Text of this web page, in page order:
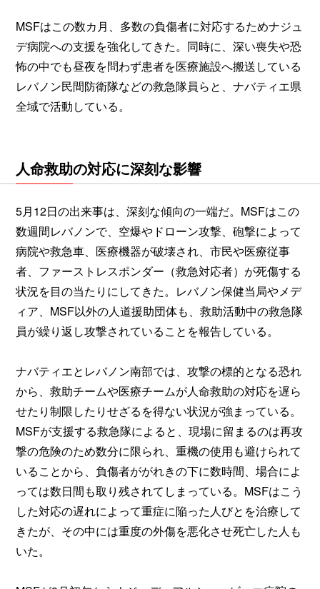
MSFはこの数カ月、多数の負傷者に対応するためナジュ
デ病院への支援を強化してきた。同時に、深い喪失や恐
怖の中でも昼夜を問わず患者を医療施設へ搬送している
レバノン民間防衛隊などの救急隊員らと、ナバティエ県
全域で活動している。
人命救助の対応に深刻な影響
5月12日の出来事は、深刻な傾向の一端だ。MSFはこの
数週間レバノンで、空爆やドローン攻撃、砲撃によって
病院や救急車、医療機器が破壊され、市民や医療従事
者、ファーストレスポンダー（救急対応者）が死傷する
状況を目の当たりにしてきた。レバノン保健当局やメデ
ィア、MSF以外の人道援助団体も、救助活動中の救急隊
員が繰り返し攻撃されていることを報告している。
ナバティエとレバノン南部では、攻撃の標的となる恐れ
から、救助チームや医療チームが人命救助の対応を遅ら
せたり制限したりせざるを得ない状況が強まっている。
MSFが支援する救急隊によると、現場に留まるのは再攻
撃の危険のため数分に限られ、重機の使用も避けられて
いることから、負傷者ががれきの下に数時間、場合によ
っては数日間も取り残されてしまっている。MSFはこう
した対応の遅れによって重症に陥った人びとを治療して
きたが、その中には重度の外傷を悪化させ死亡した人も
いた。